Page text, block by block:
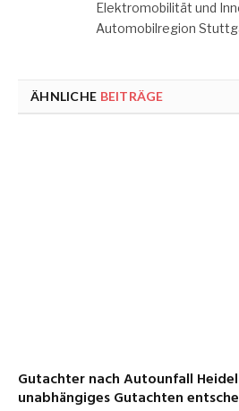
Elektromobilität und
Automobilregion
ÄHNLICHE BEITRÄGE
Gutachter nach Autounfall
unabhängiges Gutachten